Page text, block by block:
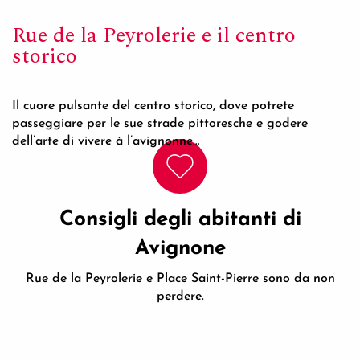
Rue de la Peyrolerie e il centro
storico
Il cuore pulsante del centro storico, dove potrete
passeggiare per le sue strade pittoresche e godere
dell’arte di vivere à l’avignonne…
Consigli degli abitanti di
Avignone
Rue de la Peyrolerie e Place Saint-Pierre sono da non
perdere.